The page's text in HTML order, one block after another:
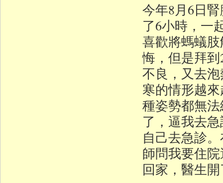
今年8月6日
了6小時，一
喜歡將螞蟻
悔，但是拜
不良，又去
寒的情形越
種姿勢都無
了，逼我去
自己去急診
師問我要住
回家，醫生